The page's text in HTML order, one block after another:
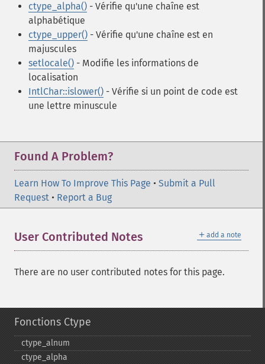
ctype_alpha() - Vérifie qu'une chaîne est
alphabétique
ctype_upper() - Vérifie qu'une chaîne est en
majuscules
setlocale() - Modifie les informations de
localisation
IntlChar::islower() - Vérifie si un point de code est
une lettre minuscule
Found A Problem?
Learn How To Improve This Page • Submit a Pull
Request • Report a Bug
＋ add a note
User Contributed Notes
There are no user contributed notes for this page.
Fonctions Ctype
ctype_​alnum
ctype_​alpha